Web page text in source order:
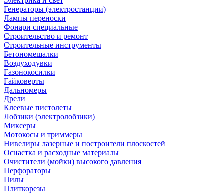
Генераторы (электростанции)
Лампы переноски
Фонари специальные
Строительство и ремонт
Строительные инструменты
Бетономешалки
Воздуходувки
Газонокосилки
Гайковерты
Дальномеры
Дрели
Клеевые пистолеты
Лобзики (электролобзики)
Миксеры
Мотокосы и триммеры
Нивелиры лазерные и построители плоскостей
Оснастка и расходные материалы
Очистители (мойки) высокого давления
Перфораторы
Пилы
Плиткорезы